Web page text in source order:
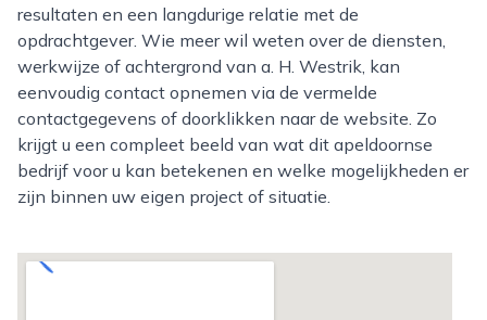
resultaten en een langdurige relatie met de
opdrachtgever. Wie meer wil weten over de diensten,
werkwijze of achtergrond van a. H. Westrik, kan
eenvoudig contact opnemen via de vermelde
contactgegevens of doorklikken naar de website. Zo
krijgt u een compleet beeld van wat dit apeldoornse
bedrijf voor u kan betekenen en welke mogelijkheden er
zijn binnen uw eigen project of situatie.